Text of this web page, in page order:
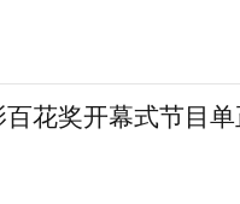
花奖开幕式节目